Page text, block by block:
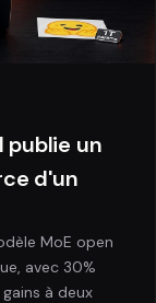
publie un
d'un
MoE open
avec 30%
à deux